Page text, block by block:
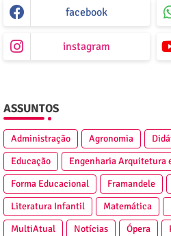
facebook
instagram
ASSUNTOS
Administração Agronomia
Educação
Engenharia Arquitetura
Forma Educacional
Framandele
Literatura Infantil
Matemática
MultiAtual
Notícias Ópera